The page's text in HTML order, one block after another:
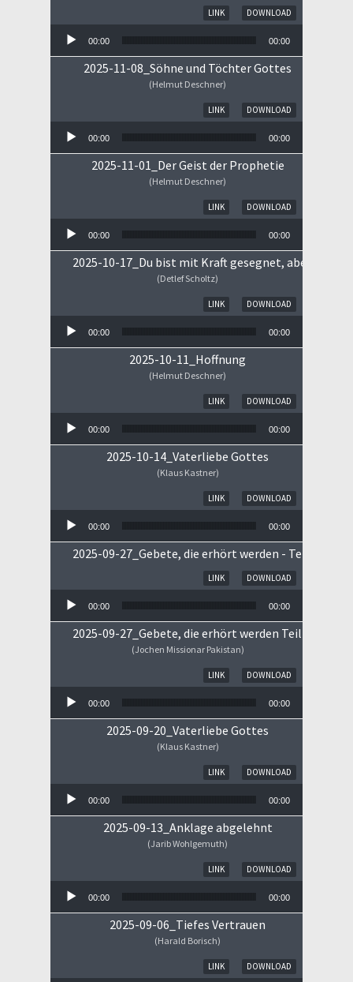
DOWNLOAD
LINK
00:00 00:00
2025-11-08_Söhne und Töchter Gottes
(Helmut Deschner)
DOWNLOAD
LINK
00:00 00:00
2025-11-01_Der Geist der Prophetie
(Helmut Deschner)
DOWNLOAD
LINK
00:00 00:00
2025-10-17_Du bist mit Kraft gesegnet, aber ...
(Detlef Scholtz)
DOWNLOAD
LINK
00:00 00:00
2025-10-11_Hoffnung
(Helmut Deschner)
DOWNLOAD
LINK
00:00 00:00
2025-10-14_Vaterliebe Gottes
(Klaus Kastner)
DOWNLOAD
LINK
00:00 00:00
2025-09-27_Gebete, die erhört werden - Teil II
DOWNLOAD
LINK
00:00 00:00
2025-09-27_Gebete, die erhört werden Teil I
(Jochen Missionar Pakistan)
DOWNLOAD
LINK
00:00 00:00
2025-09-20_Vaterliebe Gottes
(Klaus Kastner)
DOWNLOAD
LINK
00:00 00:00
2025-09-13_Anklage abgelehnt
(Jarib Wohlgemuth)
DOWNLOAD
LINK
00:00 00:00
2025-09-06_Tiefes Vertrauen
(Harald Borisch)
DOWNLOAD
LINK